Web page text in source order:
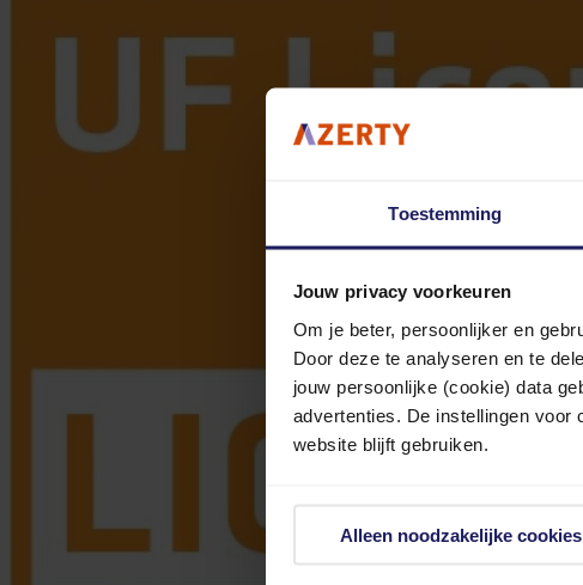
Toestemming
Jouw privacy voorkeuren
Om je beter, persoonlijker en
Door deze te analyseren en te
jouw persoonlijke (cookie) data
advertenties. De instellingen voor
website blijft gebruiken.
Alleen noodzakelijke cookies